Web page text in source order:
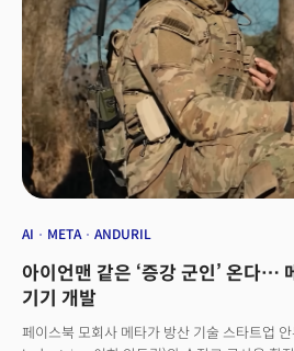
페이스북 내부에서도 럭키의 처신을 문제 삼
확산된 지 약 6개월 만인 2017년 3월, 팔머 럭
당시 페이스북과 럭키 양측 모두 퇴사 사유에
않았지만, 업계에서는 이를 사실상의 해고 조
페이스북이 20억달러(약 2조7600억원)에 오
성공 신화’로 떠올랐던 럭키의 예기치 않은 퇴
AI META ANDURIL
아이언맨 같은 ‘증강 군인’ 온다…
기기 개발
페이스북 모회사 메타가 방산 기술 스타트업